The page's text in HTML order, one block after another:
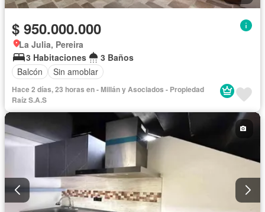
$ 950.000.000
La Julia, Pereira
3 Habitaciones
3 Baños
Balcón
Sin amoblar
Hace 2 días, 23 horas en - Millán y Asociados - Propiedad
Raíz S.A.S